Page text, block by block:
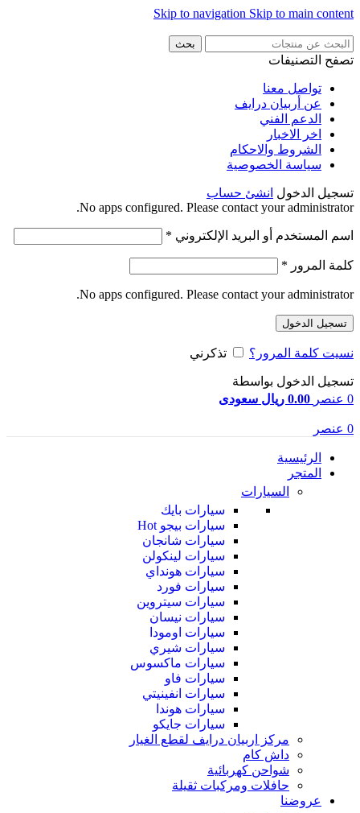
Skip to navigation Skip to main content
بحث
تصفح التصنيفات
تواصل معنا
عن أربيان درايف
الدعم الفني
اخر الاخبار
الشروط والاحكام
سياسة الخصوصية
تسجيل الدخول انشئ حساب
No apps configured. Please contact your administrator.
اسم المستخدم أو البريد الإلكتروني *
كلمة المرور *
No apps configured. Please contact your administrator.
تسجيل الدخول
نسيت كلمة المرور؟ تذكرني
تسجيل الدخول بواسطة
0 عنصر 0.00 ريال سعودى
0 عنصر
الرئيسية
المتجر
السيارات
سيارات بايك
سيارات بيجو Hot
سيارات شانجان
سيارات لينكولن
سيارات هونداي
سيارات فورد
سيارات سيتروين
سيارات نيسان
سيارات اومودا
سيارات شيري
سيارات ماكسوس
سيارات فاو
سيارات انفينيتي
سيارات هوندا
سيارات جايكو
مركز اربيان درايف لقطع الغيار
داش كام
شواحن كهربائية
حافلات ومركبات ثقيلة
عروضنا